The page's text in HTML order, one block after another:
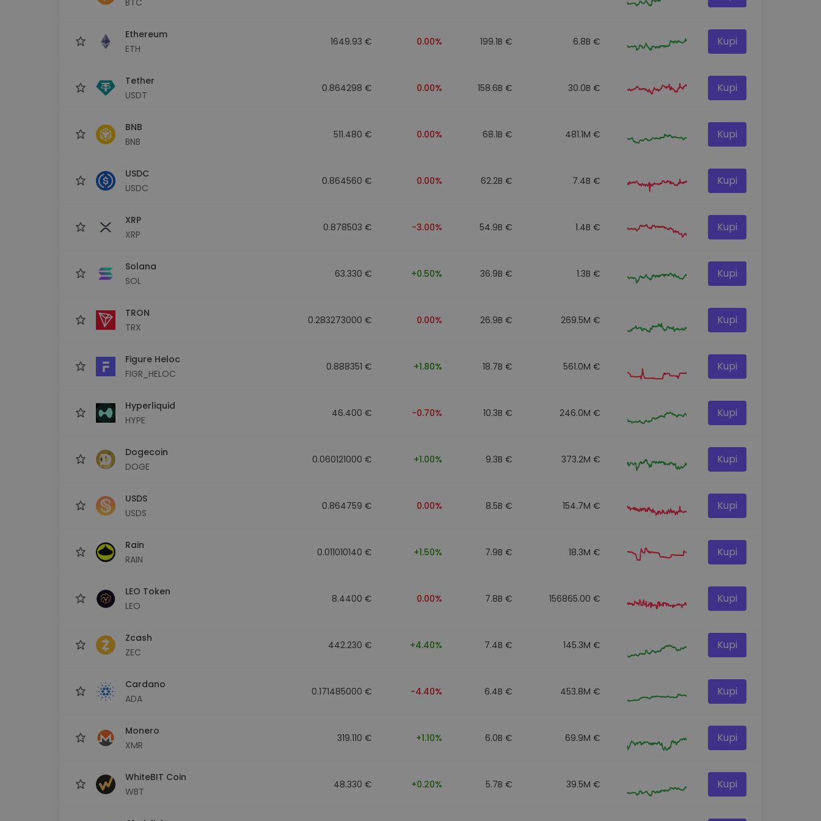
Ethereum
ETH
1649.93 € 0.00% 199.1B € 6.8B € Kupi
Tether
USDT
0.864298 € 0.00% 158.6B € 30.0B € Kupi
BNB
BNB
511.480 € 0.00% 68.1B € 481.1M € Kupi
USDC
USDC
0.864560 € 0.00% 62.2B € 7.4B € Kupi
XRP
XRP
0.878503 € -3.00% 54.9B € 1.4B € Kupi
Solana
SOL
63.330 € +0.50% 36.9B € 1.3B € Kupi
TRON
TRX
0.283273000 € 0.00% 26.9B € 269.5M € Kupi
Figure Heloc
FIGR_HELOC
0.888351 € +1.80% 18.7B € 561.0M € Kupi
Hyperliquid
HYPE
46.400 € -0.70% 10.3B € 246.0M € Kupi
Dogecoin
DOGE
0.060121000 € +1.00% 9.3B € 373.2M € Kupi
USDS
USDS
0.864759 € 0.00% 8.5B € 154.7M € Kupi
Rain
RAIN
0.011010140 € +1.50% 7.9B € 18.3M € Kupi
LEO Token
LEO
8.4400 € 0.00% 7.8B € 156865.00 € Kupi
Zcash
ZEC
442.230 € +4.40% 7.4B € 145.3M € Kupi
Cardano
ADA
0.171485000 € -4.40% 6.4B € 453.8M € Kupi
Monero
XMR
319.110 € +1.10% 6.0B € 69.9M € Kupi
WhiteBIT Coin
WBT
48.330 € +0.20% 5.7B € 39.5M € Kupi